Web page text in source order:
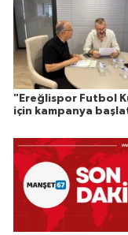
"Ereğlispor Futbol
için kampanya